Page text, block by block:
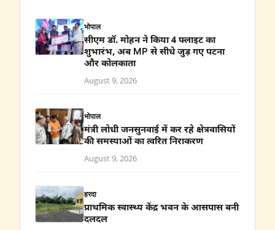
भोपाल
सीएम डॉ. मोहन ने किया 4 फ्लाइट का
शुभारंभ, अब MP से सीधे जुड़ गए पटना
और कोलकाता
August 9, 2026
भोपाल
मंत्री लोधी जनसुनवाई में कर रहे क्षेत्रवासियों
की समस्याओं का त्वरित निराकरण
August 9, 2026
हरदा
प्राथमिक स्वास्थ्य केंद्र भवन के आसपास बनी
दलदल